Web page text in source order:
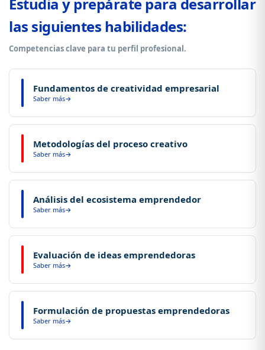
las siguientes habilidades:
Competencias clave para tu perfil profesional.
Fundamentos de creatividad empresarial
Saber más
Comprende los fundamentos de la creatividad y su aplicación
estratégica en contextos empresariales.
Metodologías del proceso creativo
Saber más
Aplica metodologías del proceso creativo para generar ideas
innovadoras y originales.
Análisis del ecosistema emprendedor
Saber más
Analiza el ecosistema emprendedor y la cadena de valor para
identificar oportunidades de negocio viables.
Evaluación de ideas emprendedoras
Saber más
Evalúa ideas de emprendimiento utilizando técnicas y
herramientas estructuradas para validar viabilidad.
Formulación de propuestas emprendedoras
Saber más